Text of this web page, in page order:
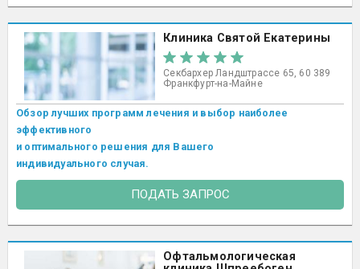
Клиника Святой Екатерины
Секбархер Ландштрассе 65, 60 389
Франкфурт-на-Майне
Обзор лучших программ лечения и выбор наиболее
эффективного
и оптимального решения для Вашего
индивидуального случая.
ПОДАТЬ ЗАПРОС
Офтальмологическая